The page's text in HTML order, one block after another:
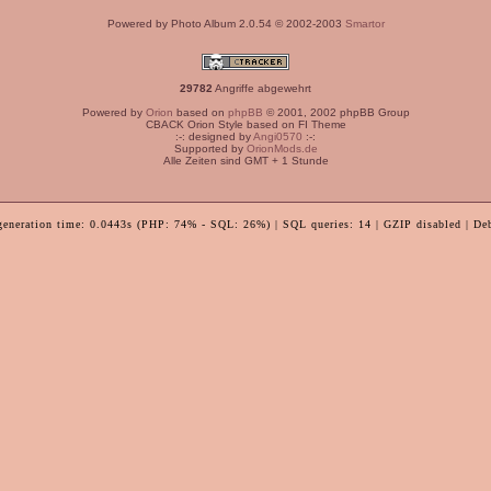
Powered by Photo Album 2.0.54 © 2002-2003 Smartor
29782 Angriffe abgewehrt
Powered by Orion based on phpBB © 2001, 2002 phpBB Group
CBACK Orion Style based on FI Theme
:-: designed byAngi0570 :-:
Supported by OrionMods.de
Alle Zeiten sind GMT + 1 Stunde
time: 0.0443s (PHP: 74% - SQL: 26%) | SQL queries: 14 | GZIP disabled |